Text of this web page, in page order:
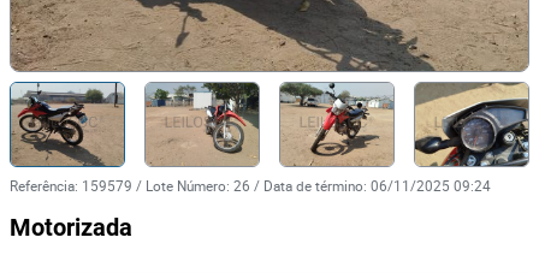
Referência: 159579 / Lote Número: 26 / Data de término: 06/11/2025 09:24
Motorizada